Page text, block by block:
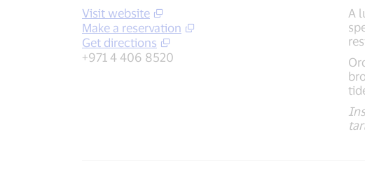
Visit website
Make a reservation
Get directions
+971 4 406 8520
A